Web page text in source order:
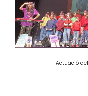
Actuació